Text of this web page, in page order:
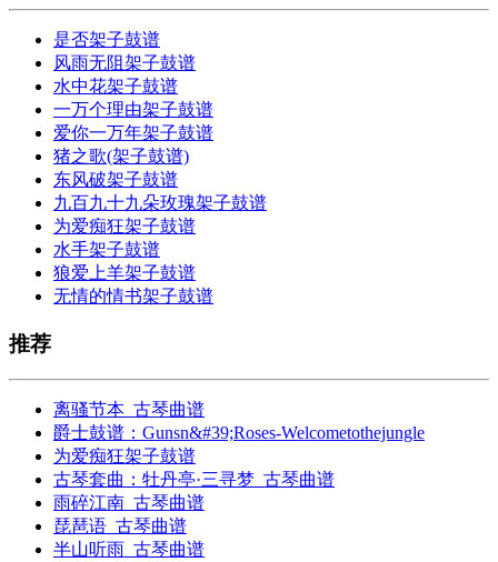
是否架子鼓谱
风雨无阻架子鼓谱
水中花架子鼓谱
一万个理由架子鼓谱
爱你一万年架子鼓谱
猪之歌(架子鼓谱)
东风破架子鼓谱
九百九十九朵玫瑰架子鼓谱
为爱痴狂架子鼓谱
水手架子鼓谱
狼爱上羊架子鼓谱
无情的情书架子鼓谱
推荐
离骚节本_古琴曲谱
爵士鼓谱：Gunsn&#39;Roses-Welcometothejungle
为爱痴狂架子鼓谱
古琴套曲：牡丹亭·三寻梦_古琴曲谱
雨碎江南_古琴曲谱
琵琶语_古琴曲谱
半山听雨_古琴曲谱